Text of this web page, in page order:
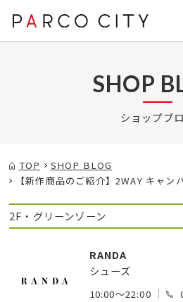
SHOP
ショップブ
TOP
SHOP BLOG
【新作商品のご紹介】2WAY キャン
2F・グリーンゾーン
RANDA
シューズ
10:00～22:00